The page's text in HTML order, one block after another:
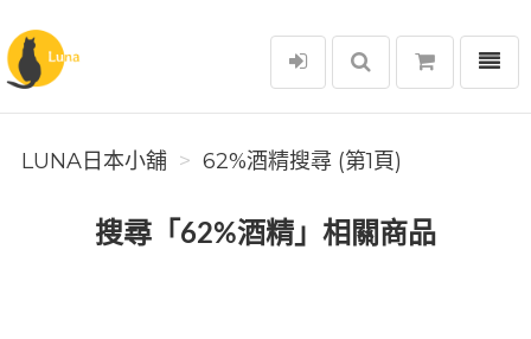
Luna日本小舖
選單
LUNA日本小舖 62%酒精搜尋 (第1頁)
搜尋「62%酒精」相關商品